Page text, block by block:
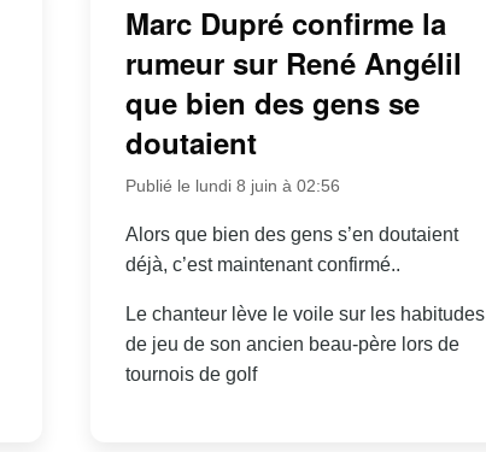
Marc Dupré confirme la
rumeur sur René Angélil
que bien des gens se
doutaient
Publié le lundi 8 juin à 02:56
Alors que bien des gens s’en doutaient
déjà, c’est maintenant confirmé..
Le chanteur lève le voile sur les habitudes
de jeu de son ancien beau-père lors de
tournois de golf